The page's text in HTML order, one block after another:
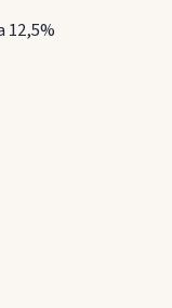
12,5%